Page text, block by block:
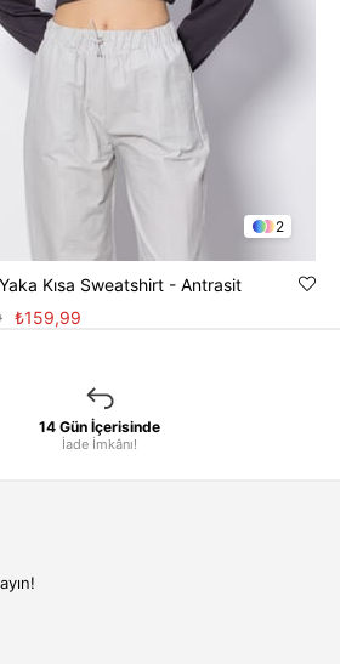
2
Kısa Sweatshirt - Antrasit
₺159,99
14 Gün İçerisinde
İade İmkânı!